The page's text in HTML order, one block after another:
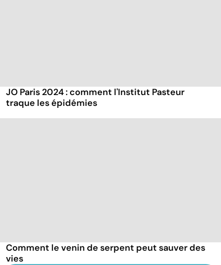
JO Paris 2024 : comment l'Institut Pasteur
traque les épidémies
Comment le venin de serpent peut sauver des
vies